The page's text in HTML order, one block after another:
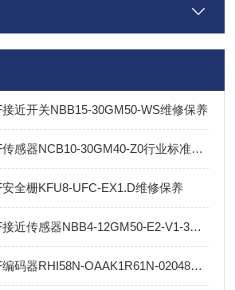
近开关NBB15-30GM50-WS维修保养
德国倍加福P+F传感器NCB10-30GM40-Z0行业标准及应用
全栅KFU8-UFC-EX1.D维修保养
德国倍加福P+F接近传感器NBB4-12GM50-E2-V1-3D行业标准及应用
德国倍加福P+F编码器RHI58N-OAAK1R61N-02048行业标准及应用